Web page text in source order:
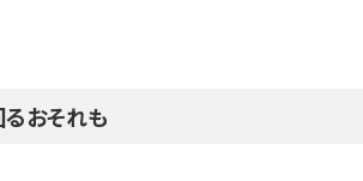
るおそれも